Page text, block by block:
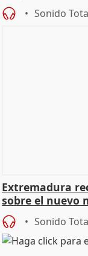
Sonido
Extremadura
sobre el nuevo
Sonido